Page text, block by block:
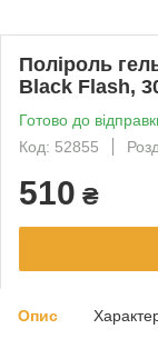
Поліроль
Black Flash,
Готово до
Код: 52855
510 ₴
Опис